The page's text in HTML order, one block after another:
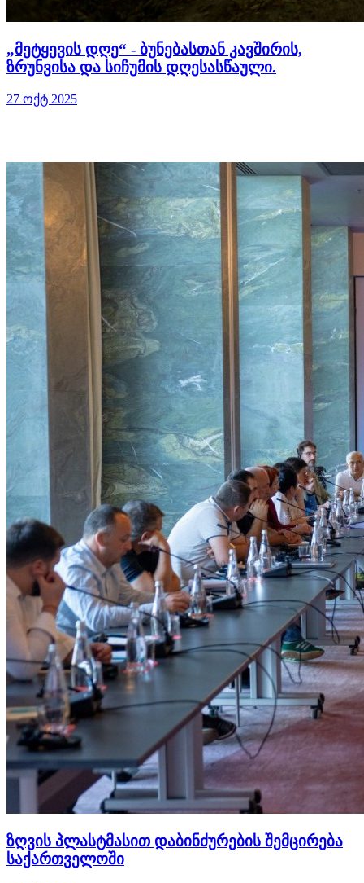
„მეტყევის დღე“ - ბუნებასთან კავშირის,
ზრუნვისა და სიჩუმის დღესასწაული.
27 ოქტ 2025
ზღვის პლასტმასით დაბინძურების შემცირება
საქართველოში